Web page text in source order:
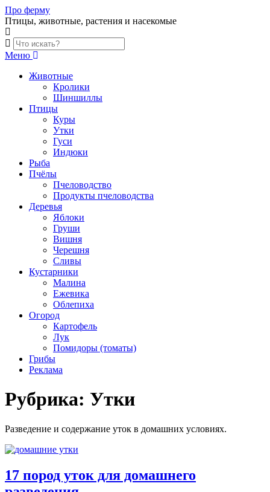
Skip
to
content
Про ферму
Птицы, животные, растения и насекомые
Меню
Животные
Кролики
Шиншиллы
Птицы
Куры
Утки
Гуси
Индюки
Рыба
Пчёлы
Пчеловодство
Продукты пчеловодства
Деревья
Яблоки
Груши
Вишня
Черешня
Сливы
Кустарники
Малина
Ежевика
Облепиха
Огород
Картофель
Лук
Помидоры (томаты)
Грибы
Реклама
Рубрика: Утки
Разведение и содержание уток в домашних условиях.
17 пород уток для домашнего